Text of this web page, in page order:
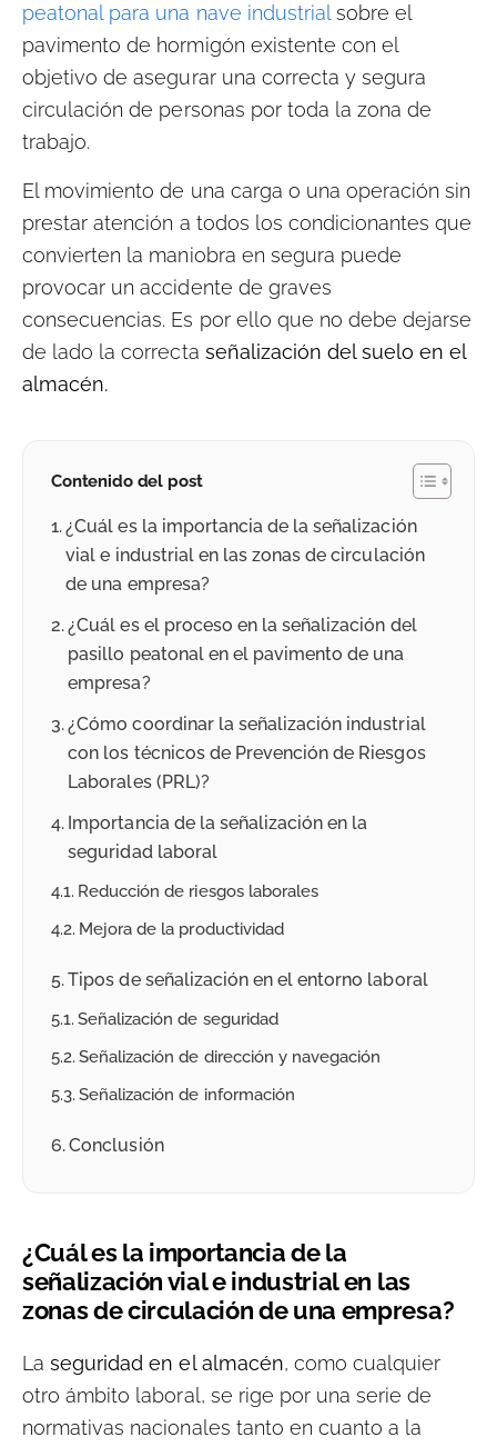
peatonal para una nave industrialsobre el
pavimento de hormigón existente con el
objetivo de asegurar una correcta y segura
circulación de personas por toda la zona de
trabajo.
El movimiento de una carga o una operación sin
prestar atención a todos los condicionantes que
convierten la maniobra en segura puede
provocar un accidente de graves
consecuencias. Es por ello que no debe dejarse
de lado la correcta señalización del suelo en el
almacén.
Contenido del post
¿Cuál es la importancia de la señalización
vial e industrial en las zonas de circulación
de una empresa?
¿Cuál es el proceso en la señalización del
pasillo peatonal en el pavimento de una
empresa?
¿Cómo coordinar la señalización industrial
con los técnicos de Prevención de Riesgos
Laborales (PRL)?
Importancia de la señalización en la
seguridad laboral
Reducción de riesgos laborales
Mejora de la productividad
Tipos de señalización en el entorno laboral
Señalización de seguridad
Señalización de dirección y navegación
Señalización de información
Conclusión
¿Cuál es la importancia de la
señalización vial e industrial en las
zonas de circulación de una empresa?
Laseguridad en el almacén, como cualquier
otro ámbito laboral, se rige por una serie de
normativas nacionales tanto en cuanto a la